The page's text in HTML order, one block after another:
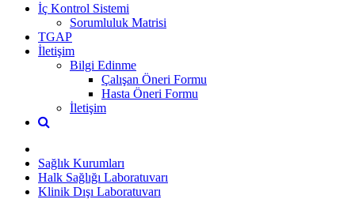
İç Kontrol Sistemi
Sorumluluk Matrisi
TGAP
İletişim
Bilgi Edinme
Çalışan Öneri Formu
Hasta Öneri Formu
İletişim
Sağlık Kurumları
Halk Sağlığı Laboratuvarı
Klinik Dışı Laboratuvarı